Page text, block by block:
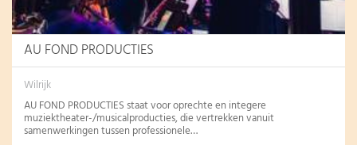
AU FOND PRODUCTIES
Wilrijk
AU FOND PRODUCTIES staat voor oprechte en integere
muziektheater-/musicalproducties, die vertrekken vanuit
samenwerkingen tussen professionele…